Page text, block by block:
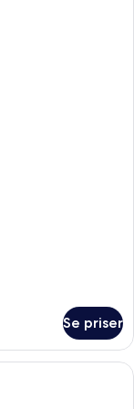
Se priser
opholdsstue med en